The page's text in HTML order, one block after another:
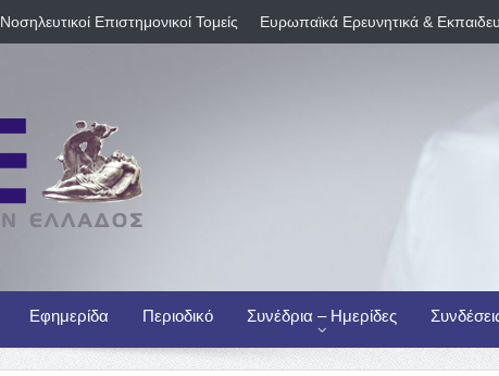
Νοσηλευτικοί Επιστημονικοί Τομείς Ευρωπαϊκά Ερευνητικά &
Εφημερίδα Περιοδικό Συνέδρια – Ημερίδες